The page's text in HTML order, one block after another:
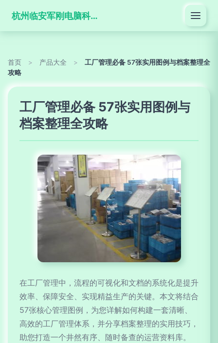
杭州临安军刚电脑科技有限公司
首页 > 产品大全 >
工厂管理必备 57张实用图例与档案整理全
攻略
工厂管理必备 57张实用图例与
档案整理全攻略
在工厂管理中，流程的可视化和文档的系统化是提升
效率、保障安全、实现精益生产的关键。本文将结合
57张核心管理图例，为您详解如何构建一套清晰、
高效的工厂管理体系，并分享档案整理的实用技巧，
助您打造一个井然有序、随时备查的运营资料库。